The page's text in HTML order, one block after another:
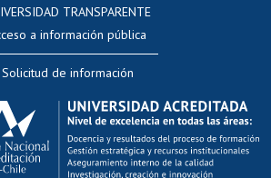
Evaluación docente
Calificación académica
Postulación al AUCAI
Funcionarias/os
TRANSPARENTE
a información pública
Solicitud de información